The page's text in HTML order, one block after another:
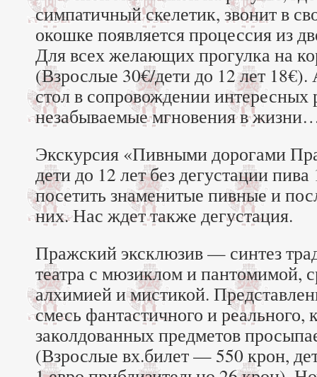
симпатичный скелетик, звонит в
окошке появляется процессия из
Для всех желающих прогулка на
(Взрослые 30€/дети до 12 лет
стол в сопровождении
незабываемые мгновения в
Экскурсия «Пивными дорогами
дети до 12 лет без дегустации
посетить знаменитые пивные и
них. Нас ждет также дегустация.
Пражский эксклюзив — синтез
театра с мюзиклом и пантомимой,
алхимией и мистикой.
смесь фантастичного и реального,
заколдованных предметов
(Взрослые вх.билет — 550 крон,